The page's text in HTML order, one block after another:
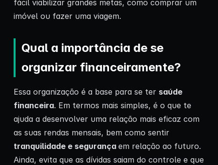
fácil viabilizar grandes metas, como comprar um
imóvel ou fazer uma viagem.
Qual a importância de se
organizar financeiramente?
Essa organização é a base para se ter saúde
financeira. Em termos mais simples, é o que te
ajuda a desenvolver uma relação mais eficaz com
as suas rendas mensais, bem como sentir
tranquilidade e segurança em relação ao futuro.
Ainda, evita que as dívidas saiam do controle e que